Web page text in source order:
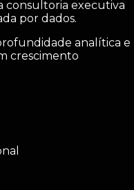
consultoria executiva
por dados.
analítica e
crescimento